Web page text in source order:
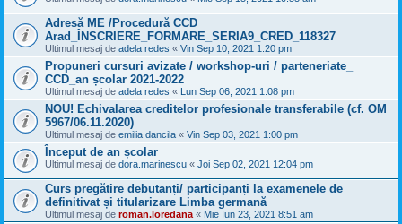
Adresă ME /Procedură CCD
Arad_ÎNSCRIERE_FORMARE_SERIA9_CRED_118327
Ultimul mesaj de adela redes « Vin Sep 10, 2021 1:20 pm
Propuneri cursuri avizate / workshop-uri / parteneriate_
CCD_an școlar 2021-2022
Ultimul mesaj de adela redes « Lun Sep 06, 2021 1:08 pm
NOU! Echivalarea creditelor profesionale transferabile (cf. OM
5967/06.11.2020)
Ultimul mesaj de emilia dancila « Vin Sep 03, 2021 1:00 pm
Început de an școlar
Ultimul mesaj de dora.marinescu « Joi Sep 02, 2021 12:04 pm
Curs pregătire debutanți/ participanți la examenele de
definitivat și titularizare Limba germană
Ultimul mesaj de roman.loredana « Mie Iun 23, 2021 8:51 am